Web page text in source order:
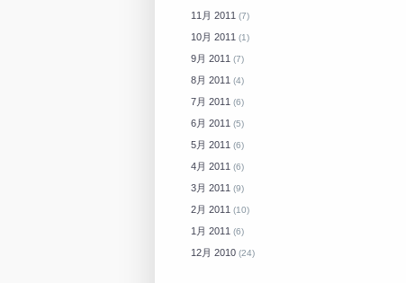
11月 2011 (7)
10月 2011 (1)
9月 2011 (7)
8月 2011 (4)
7月 2011 (6)
6月 2011 (5)
5月 2011 (6)
4月 2011 (6)
3月 2011 (9)
2月 2011 (10)
1月 2011 (6)
12月 2010 (24)